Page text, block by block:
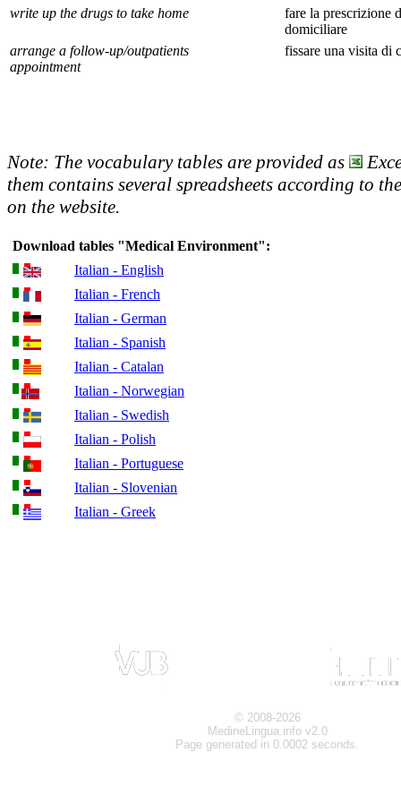
write up the drugs to take home
fare la prescrizione
domiciliare
arrange a follow-up/outpatients
appointment
fissare una visita di
Note: The vocabulary tables are provided as
them contains several spreadsheets according to
on the website.
Download tables "Medical Environment":
Italian - English
Italian - French
Italian - German
Italian - Spanish
Italian - Catalan
Italian - Norwegian
Italian - Swedish
Italian - Polish
Italian - Portuguese
Italian - Slovenian
Italian - Greek
© 2008-2026
MedineLingua.info v2.0
Page generated in 0.0002 seconds.